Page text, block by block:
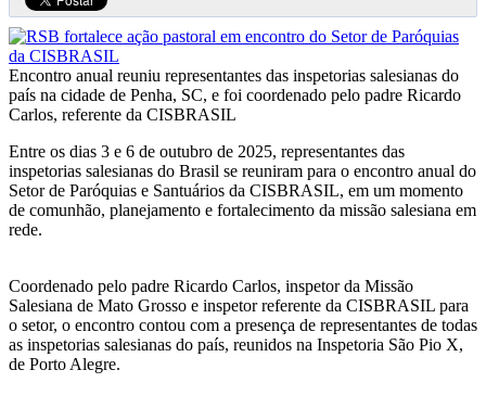
Encontro anual reuniu representantes das inspetorias salesianas do
país na cidade de Penha, SC, e foi coordenado pelo padre Ricardo
Carlos, referente da CISBRASIL
Entre os dias 3 e 6 de outubro de 2025, representantes das
inspetorias salesianas do Brasil se reuniram para o encontro anual do
Setor de Paróquias e Santuários da CISBRASIL, em um momento
de comunhão, planejamento e fortalecimento da missão salesiana em
rede.
Coordenado pelo padre Ricardo Carlos, inspetor da Missão
Salesiana de Mato Grosso e inspetor referente da CISBRASIL para
o setor, o encontro contou com a presença de representantes de todas
as inspetorias salesianas do país, reunidos na Inspetoria São Pio X,
de Porto Alegre.